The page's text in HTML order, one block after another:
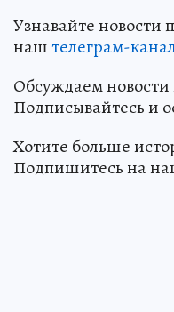
Узнавайте
наштелеграм-
Обсуждаем
Подписывайтесь и
Хотите больше
Подпишитесь на